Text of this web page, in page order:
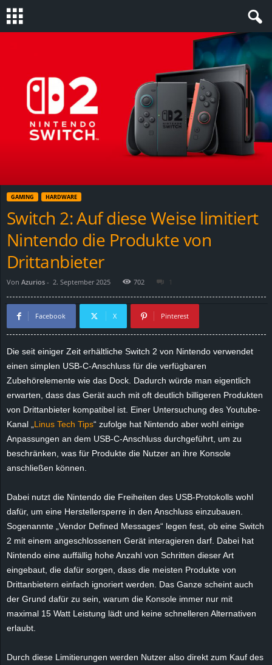
GAMING HARDWARE
Switch 2: Auf diese Weise limitiert
Nintendo die Produkte von
Drittanbieter
Von Azurios - 2. September 2025 702 1
Facebook X Pinterest
Die seit einiger Zeit erhältliche Switch 2 von Nintendo verwendet
einen simplen USB-C-Anschluss für die verfügbaren
Zubehörelemente wie das Dock. Dadurch würde man eigentlich
erwarten, dass das Gerät auch mit oft deutlich billigeren Produkten
von Drittanbieter kompatibel ist. Einer Untersuchung des Youtube-
Kanal „ Linus Tech Tips“ zufolge hat Nintendo aber wohl einige
Anpassungen an dem USB-C-Anschluss durchgeführt, um zu
beschränken, was für Produkte die Nutzer an ihre Konsole
anschließen können.
Dabei nutzt die Nintendo die Freiheiten des USB-Protokolls wohl
dafür, um eine Herstellersperre in den Anschluss einzubauen.
Sogenannte „Vendor Defined Messages“ legen fest, ob eine Switch
2 mit einem angeschlossenen Gerät interagieren darf. Dabei hat
Nintendo eine auffällig hohe Anzahl von Schritten dieser Art
eingebaut, die dafür sorgen, dass die meisten Produkte von
Drittanbietern einfach ignoriert werden. Das Ganze scheint auch
der Grund dafür zu sein, warum die Konsole immer nur mit
maximal 15 Watt Leistung lädt und keine schnelleren Alternativen
erlaubt.
Durch diese Limitierungen werden Nutzer also direkt zum Kauf des